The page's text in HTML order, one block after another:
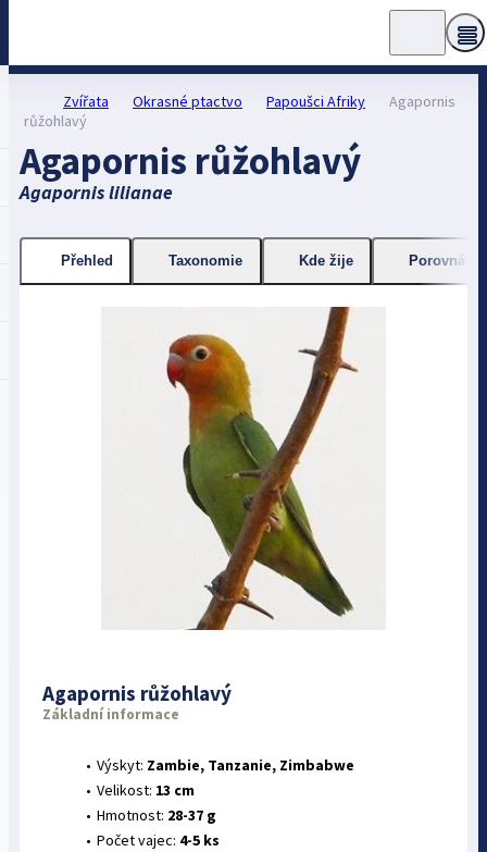
Zvířata Okrasné ptactvo Papoušci Afriky
Agapornis
růžohlavý
Agapornis růžohlavý
Agapornis lilianae
Přehled Taxonomie Kde žije Porovnání
Agapornis růžohlavý
Základní informace
Výskyt: Zambie, Tanzanie, Zimbabwe
Velikost: 13 cm
Hmotnost: 28-37 g
Počet vajec: 4-5 ks